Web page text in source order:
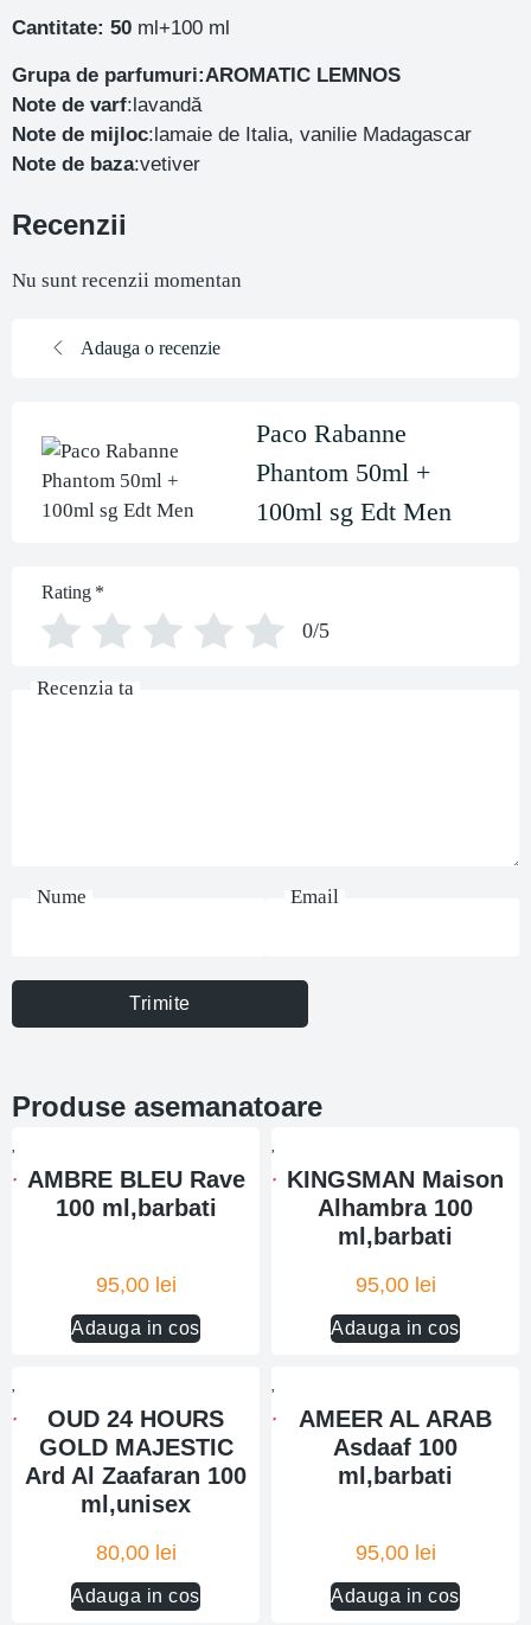
Cantitate: 50 ml+100 ml
Grupa de parfumuri:AROMATIC LEMNOS
Note de varf:lavandă
Note de mijloc:lamaie de Italia, vanilie Madagascar
Note de baza:vetiver
Recenzii
Nu sunt recenzii momentan
Adauga o recenzie
Paco Rabanne
Phantom 50ml +
100ml sg Edt Men
Rating *
0/5
Recenzia ta
Nume Email
Trimite
Produse asemanatoare
AMBRE BLEU Rave
100 ml,barbati
95,00 lei
Adauga in cos
KINGSMAN Maison
Alhambra 100
ml,barbati
95,00 lei
Adauga in cos
OUD 24 HOURS
GOLD MAJESTIC
Ard Al Zaafaran 100
ml,unisex
80,00 lei
Adauga in cos
AMEER AL ARAB
Asdaaf 100
ml,barbati
95,00 lei
Adauga in cos